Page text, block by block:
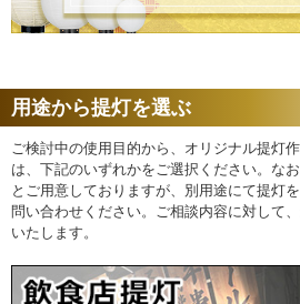
用途から提灯を選ぶ
ご検討中の使用目的から、オリジナル提灯
は、下記のいずれかをご選択ください。な
とご用意しておりますが、別用途にて提灯
問い合わせください。ご相談内容に対して
いたします。